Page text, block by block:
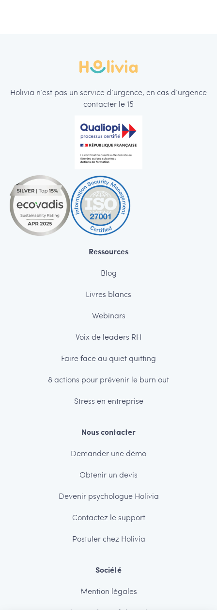
Holivia n’est pas un service d’urgence, en cas d’urgence
contacter le 15
Ressources
Blog
Livres blancs
Webinars
Voix de leaders RH
Faire face au quiet quitting
8 actions pour prévenir le burn out
Stress en entreprise
Nous contacter
Demander une démo
Obtenir un devis
Devenir psychologue Holivia
Contactez le support
Postuler chez Holivia
Société
Mention légales